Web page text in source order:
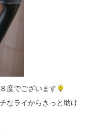
度でございます
なライからきっと助け